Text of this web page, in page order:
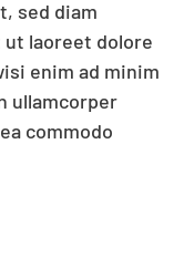
sed diam
laoreet dolore
enim ad minim
ullamcorper
commodo